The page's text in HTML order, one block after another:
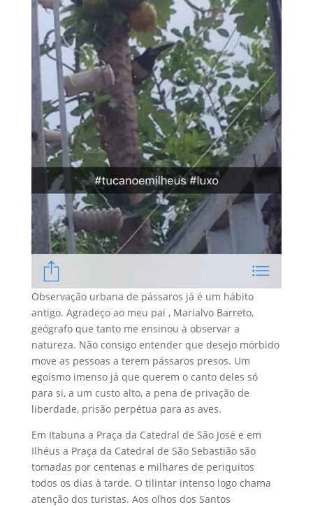
Observação urbana de pássaros já é um hábito
antigo. Agradeço ao meu pai , Marialvo Barreto,
geógrafo que tanto me ensinou à observar a
natureza. Não consigo entender que desejo mórbido
move as pessoas a terem pássaros presos. Um
egoísmo imenso já que querem o canto deles só
para si, a um custo alto, a pena de privação de
liberdade, prisão perpétua para as aves.
Em Itabuna a Praça da Catedral de São José e em
Ilhéus a Praça da Catedral de São Sebastião são
tomadas por centenas e milhares de periquitos
todos os dias à tarde. O tilintar intenso logo chama
atenção dos turistas. Aos olhos dos Santos